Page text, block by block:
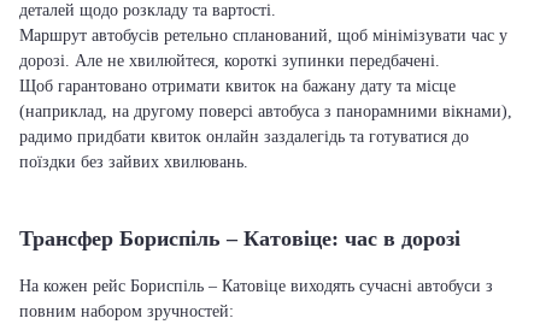
деталей щодо розкладу та вартості.
Маршрут автобусів ретельно спланований, щоб мінімізувати час у
дорозі. Але не хвилюйтеся, короткі зупинки передбачені.
Щоб гарантовано отримати квиток на бажану дату та місце
(наприклад, на другому поверсі автобуса з панорамними вікнами),
радимо придбати квиток онлайн заздалегідь та готуватися до
поїздки без зайвих хвилювань.
Трансфер Бориспіль – Катовіце: час в дорозі
На кожен рейс Бориспіль – Катовіце виходять сучасні автобуси з
повним набором зручностей: